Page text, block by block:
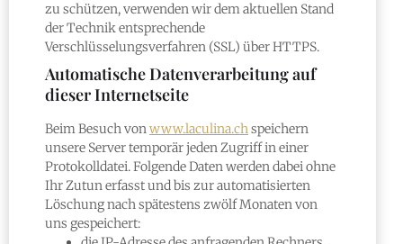
zu schützen, verwenden wir dem aktuellen Stand
der Technik entsprechende
Verschlüsselungsverfahren (SSL) über HTTPS.
Automatische Datenverarbeitung auf
dieser Internetseite
Beim Besuch vonwww.laculina.chspeichern
unsere Server temporär jeden Zugriff in einer
Protokolldatei. Folgende Daten werden dabei ohne
Ihr Zutun erfasst und bis zur automatisierten
Löschung nach spätestens zwölf Monaten von
uns gespeichert: